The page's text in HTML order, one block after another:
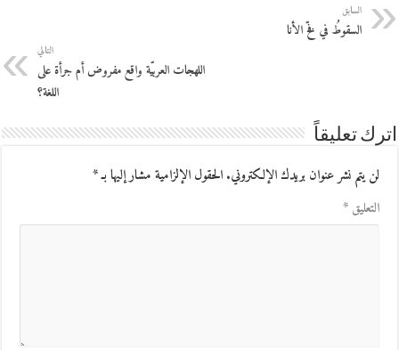
السابق
السقوطُ في فخّ الأنا
التالي
اللهجات العربيّة واقع مفروض أم جرأة على
اللغة؟
اترك تعليقاً
لن يتم نشر عنوان بريدك الإلكتروني.الحقول الإلزامية مشار إليها بـ*
التعليق*